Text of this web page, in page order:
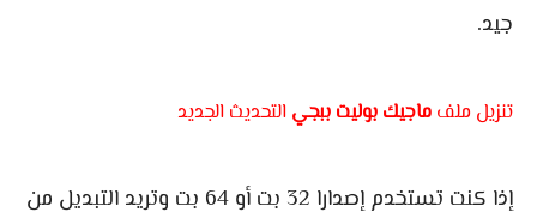
جيد.
تنزيل ملف ماجيك بوليت ببجي التحديث الجديد
إذا كنت تستخدم إصدارا 32 بت أو 64 بت وتريد التبديل من